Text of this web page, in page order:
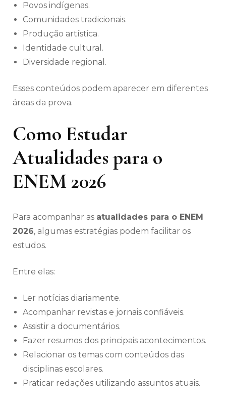
Povos indígenas.
Comunidades tradicionais.
Produção artística.
Identidade cultural.
Diversidade regional.
Esses conteúdos podem aparecer em diferentes
áreas da prova.
Como Estudar
Atualidades para o
ENEM 2026
Para acompanhar as atualidades para o ENEM
2026, algumas estratégias podem facilitar os
estudos.
Entre elas:
Ler notícias diariamente.
Acompanhar revistas e jornais confiáveis.
Assistir a documentários.
Fazer resumos dos principais acontecimentos.
Relacionar os temas com conteúdos das
disciplinas escolares.
Praticar redações utilizando assuntos atuais.